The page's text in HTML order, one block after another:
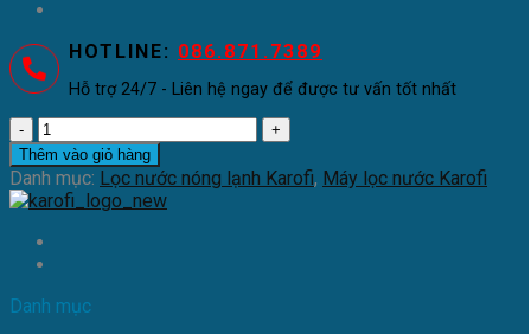
HOTLINE: 086.871.7389
Hỗ trợ 24/7 - Liên hệ ngay để được tư vấn tốt nhất
Máy
lọc
nước
RO
Karofi
KAQ-
GB15
lượng
Thêm vào giỏ hàng
Danh mục: Lọc nước nóng lạnh Karofi, Máy lọc nước Karofi
Danh mục